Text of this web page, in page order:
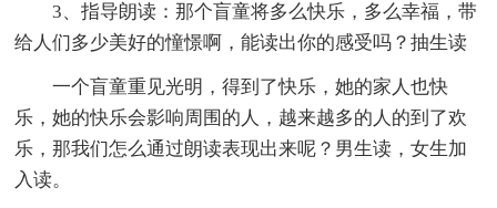
3、指导朗读：那个盲童将多么快乐，多么幸福，带
给人们多少美好的憧憬啊，能读出你的感受吗？抽生读
一个盲童重见光明，得到了快乐，她的家人也快
乐，她的快乐会影响周围的人，越来越多的人的到了欢
乐，那我们怎么通过朗读表现出来呢？男生读，女生加
入读。